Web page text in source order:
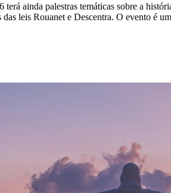
ainda palestras temáticas sobre a
leis Rouanet e Descentra. O evento é